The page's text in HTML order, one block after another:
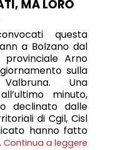
MA LORO
questa
a Bolzano dal
Arno
sulla
Una
minuto,
declinato dalle
di Cgil, Cisl
hanno fatto
Continua a leggere